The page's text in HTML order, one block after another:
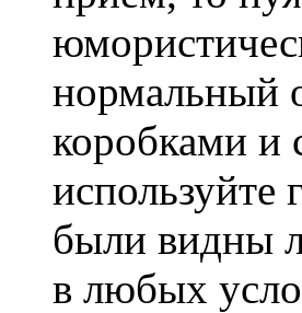
нормальный
коробками и
используйте
были видны
в любых